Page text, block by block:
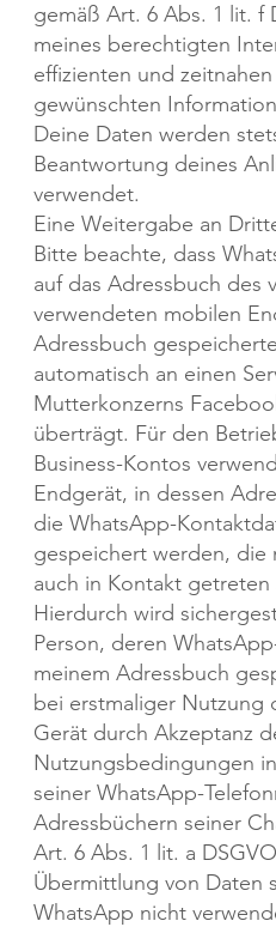
gemäß Art. 6 Abs. 1 lit. f
meines berechtigten
effizienten und
gewünschten
Deine Daten werden
Beantwortung deines
verwendet.
Eine Weitergabe an
Bitte beachte, dass
auf das Adressbuch des
verwendeten mobilen
Adressbuch
automatisch an einen
Mutterkonzerns
überträgt. Für den
Business-Kontos
Endgerät, in dessen
die WhatsApp-
gespeichert werden, die
auch in Kontakt getreten
Hierdurch wird
Person, deren
meinem Adressbuch
bei erstmaliger Nutzung
Gerät durch Akzeptanz
Nutzungsbedingungen
seiner WhatsApp-
Adressbüchern seiner
Art. 6 Abs. 1 lit. a
Übermittlung von Daten
WhatsApp nicht